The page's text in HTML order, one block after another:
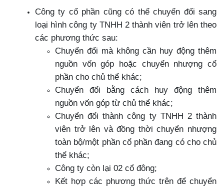
Công ty cổ phần cũng có thể chuyển đổi sang
loại hình công ty TNHH 2 thành viên trở lên theo
các phương thức sau:
Chuyển đổi mà không cần huy động thêm
nguồn vốn góp hoặc chuyển nhượng cổ
phần cho chủ thể khác;
Chuyển đổi bằng cách huy động thêm
nguồn vốn góp từ chủ thể khác;
Chuyển đổi thành công ty TNHH 2 thành
viên trở lên và đồng thời chuyển nhượng
toàn bộ/một phần cổ phần đang có cho chủ
thể khác;
Công ty còn lại 02 cổ đông;
Kết hợp các phương thức trên để chuyển